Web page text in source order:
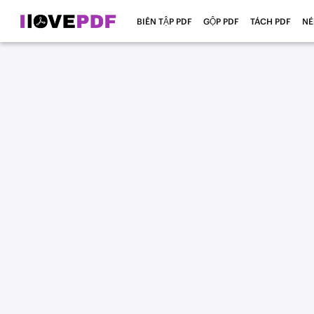
BIÊN TẬP PDF GỘP PDF TÁCH PDF